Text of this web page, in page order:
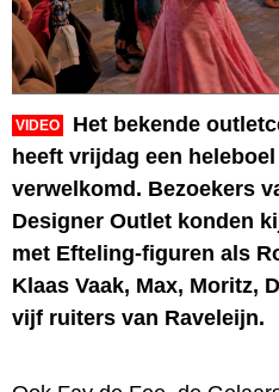
VIDEO
Het bekende
heeft vrijdag een
verwelkomd. Bezoekers
Designer Outlet konden
met Efteling-figuren als
Klaas Vaak, Max, Moritz,
vijf ruiters van Raveleijn.